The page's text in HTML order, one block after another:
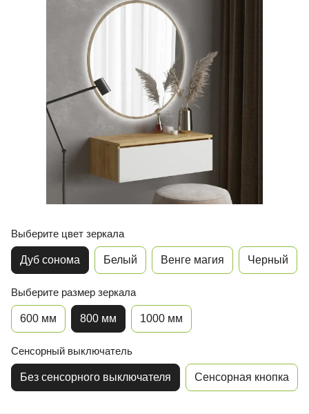
Выберите цвет зеркала
Дуб сонома Белый Венге магия Черный
Выберите размер зеркала
600 мм 800 мм 1000 мм
Сенсорный выключатель
Без сенсорного выключателя Сенсорная кнопка